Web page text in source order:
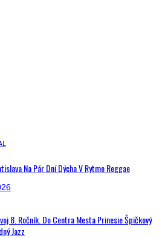
Na Pár Dní Dýcha V Rytme Reggae
8. Ročník. Do Centra Mesta Prinesie Špičkový
Jazz